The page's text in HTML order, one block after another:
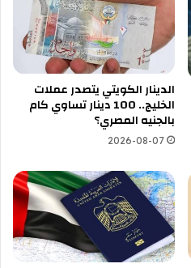
الدينار الكويتي يتصدر عملات
الخليج.. 100 دينار تساوي كام
بالجنيه المصري؟
2026-08-07